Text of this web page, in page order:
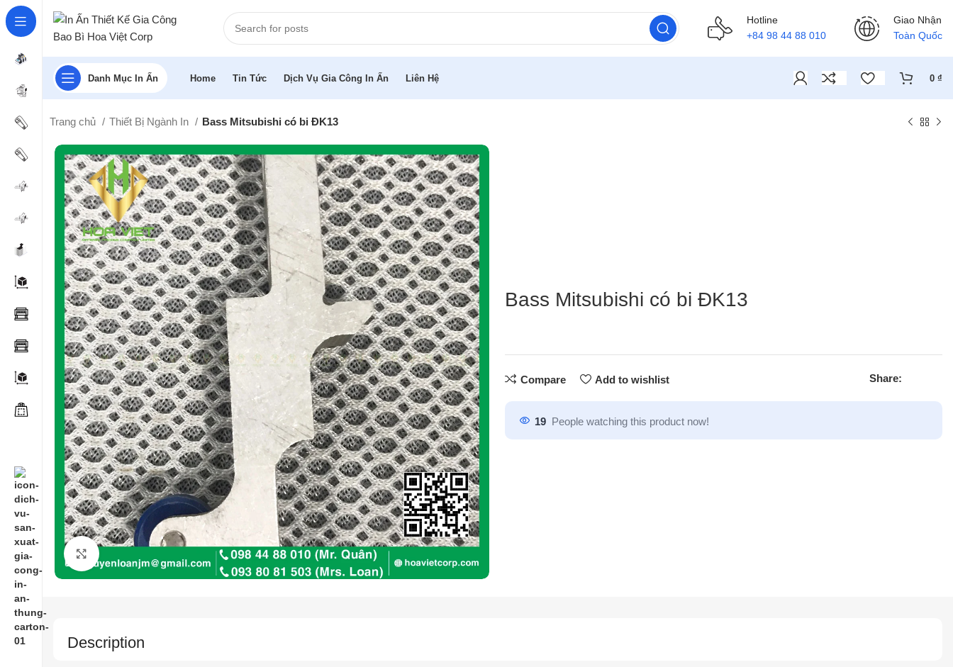
Hotline
+84 98 44 88 010
Giao Nhận
Toàn Quốc
Danh Mục In Ấn Home Tin Tức Dịch Vụ Gia Công In Ấn Liên Hệ 0 ₫
Trang chủ Thiết Bị Ngành In Bass Mitsubishi có bi ĐK13
Bass Mitsubishi có bi ĐK13
Compare Add to wishlist Share:
19 People watching this product now!
Description